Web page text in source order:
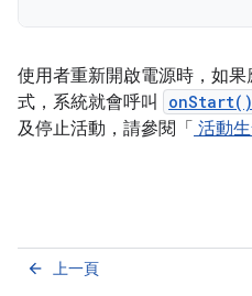
使用者重新開啟電源時，如
式，系統就會呼叫
onStart()
及停止活動，請參閱「 活動
上一頁
arrow_back